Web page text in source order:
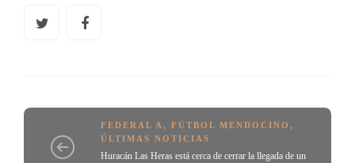
FEDERAL A , FÚTBOL MENDOCINO ,
ÚLTIMAS NOTICIAS
Huracán Las Heras está cerca de cerrar la llegada de un